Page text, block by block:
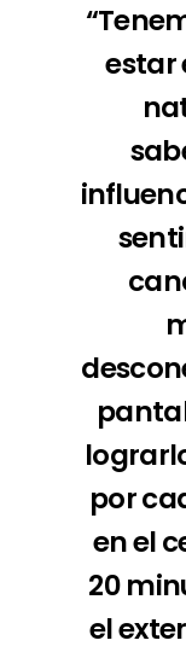
estar
por
en el
20
el